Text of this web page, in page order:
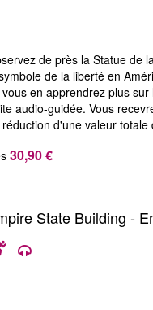
de près la Statue de
de la liberté en
en apprendrez plus
audio-guidée. Vous
d'une valeur totale
30,90 €
State Building -